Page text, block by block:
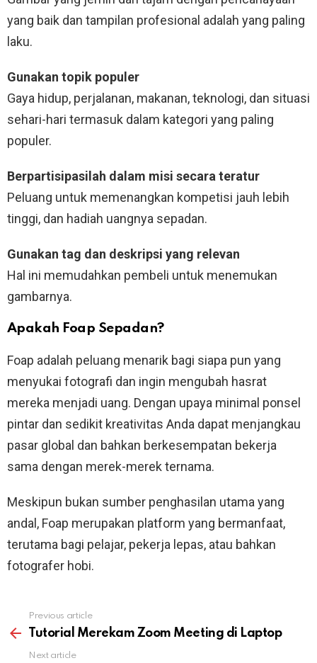
yang baik dan tampilan profesional adalah yang paling
laku.
Gunakan topik populer
Gaya hidup, perjalanan, makanan, teknologi, dan situasi
sehari-hari termasuk dalam kategori yang paling
populer.
Berpartisipasilah dalam misi secara teratur
Peluang untuk memenangkan kompetisi jauh lebih
tinggi, dan hadiah uangnya sepadan.
Gunakan tag dan deskripsi yang relevan
Hal ini memudahkan pembeli untuk menemukan
gambarnya.
Apakah Foap Sepadan?
Foap adalah peluang menarik bagi siapa pun yang
menyukai fotografi dan ingin mengubah hasrat
mereka menjadi uang. Dengan upaya minimal ponsel
pintar dan sedikit kreativitas Anda dapat menjangkau
pasar global dan bahkan berkesempatan bekerja
sama dengan merek-merek ternama.
Meskipun bukan sumber penghasilan utama yang
andal, Foap merupakan platform yang bermanfaat,
terutama bagi pelajar, pekerja lepas, atau bahkan
fotografer hobi.
more
Previous article
Tutorial Merekam Zoom Meeting di Laptop
Next article